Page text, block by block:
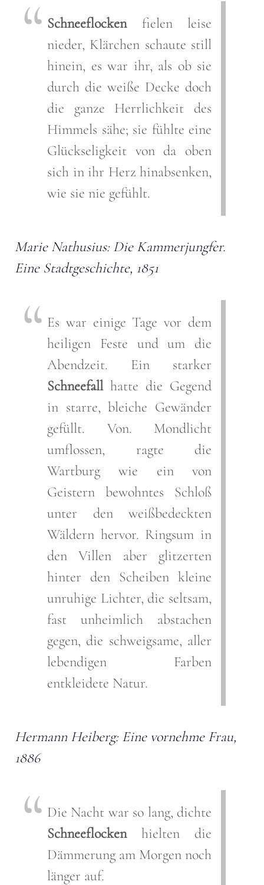
Schneeflockenfielen leise
nieder, Klärchen schaute still
hinein, es war ihr, als ob sie
durch die weiße Decke doch
die ganze Herrlichkeit des
Himmels sähe; sie fühlte eine
Glückseligkeit von da oben
sich in ihr Herz hinabsenken,
wie sie nie gefühlt.
Marie Nathusius: Die Kammerjungfer.
Eine Stadtgeschichte, 1851
Es war einige Tage vor dem
heiligen Feste und um die
Abendzeit. Ein starker
Schneefallhatte die Gegend
in starre, bleiche Gewänder
gefüllt. Von. Mondlicht
umflossen, ragte die
Wartburg wie ein von
Geistern bewohntes Schloß
unter den weißbedeckten
Wäldern hervor. Ringsum in
den Villen aber glitzerten
hinter den Scheiben kleine
unruhige Lichter, die seltsam,
fast unheimlich abstachen
gegen, die schweigsame, aller
lebendigen Farben
entkleidete Natur.
Hermann Heiberg: Eine vornehme Frau,
1886
Die Nacht war so lang, dichte
Schneeflocken
hielten
die
Dämmerung am Morgen noch
länger auf.